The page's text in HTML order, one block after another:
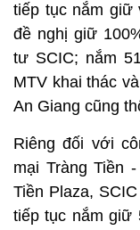
tiếp tục nắm giữ
đề nghị giữ
tư SCIC; nắm
MTV khai thác
An Giang cũng
Riêng đối với
mại Tràng Tiền
Tiền Plaza,
tiếp tục nắm giữ